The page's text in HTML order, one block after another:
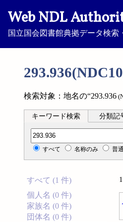
Web NDL
国立国会図書館典拠データ検索
検索対象：地名の“293.936
キーワード検索 分類記
分類記号検索
すべて 名称のみ 普
すべて (1 件)
個人名 (0 件)
家族名 (0 件)
団体名 (0 件)